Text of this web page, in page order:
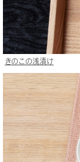
きのこの浅漬け